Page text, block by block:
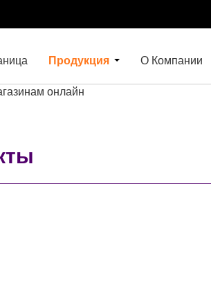
Продукция О Компании
онлайн